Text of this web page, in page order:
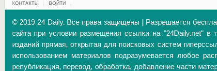
КОНТАКТЫ ВОЙТИ
© 2019 24 Daily. Все права защищены | Разрешается
сайта при условии размещения ссылки на "24Daily.net" в
изданий прямая, открытая для поисковых систем
использованием материалов подразумевается любое
републикация, перевод, обработка, добавление части